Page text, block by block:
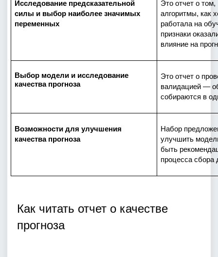
Исследование предсказательной
силы и выбор наиболее значимых
переменных
Это отчет о
алгоритмы, как
работала на
признаки
влияние на
Выбор модели и исследование
качества прогноза
Это отчет о
валидацией —
собираются в
Возможности для улучшения
качества прогноза
Набор
улучшить
быть
процесса сбора
Как читать отчет о качестве
прогноза